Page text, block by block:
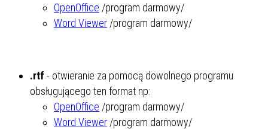
OpenOffice /program darmowy/
Word Viewer /program darmowy/
.rtf - otwieranie za pomocą dowolnego programu
obsługującego ten format np:
OpenOffice /program darmowy/
Word Viewer /program darmowy/